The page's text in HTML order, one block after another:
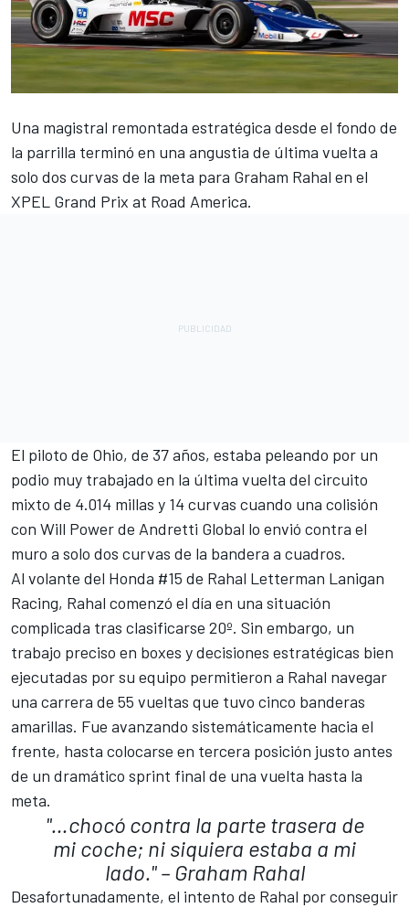
Una magistral remontada estratégica desde el fondo de
la parrilla terminó en una angustia de última vuelta a
solo dos curvas de la meta para Graham Rahal en el
XPEL Grand Prix at Road America.
El piloto de Ohio, de 37 años, estaba peleando por un
podio muy trabajado en la última vuelta del circuito
mixto de 4.014 millas y 14 curvas cuando una colisión
con Will Powerde Andretti Global lo envió contra el
muro a solo dos curvas de la bandera a cuadros.
Al volante del Honda #15 de Rahal Letterman Lanigan
Racing, Rahal comenzó el día en una situación
complicada tras clasificarse 20º. Sin embargo, un
trabajo preciso en boxes y decisiones estratégicas bien
ejecutadas por su equipo permitieron a Rahal navegar
una carrera de 55 vueltas que tuvo cinco banderas
amarillas. Fue avanzando sistemáticamente hacia el
frente, hasta colocarse en tercera posición justo antes
de un dramático sprint final de una vuelta hasta la
meta.
"…chocó contra la parte trasera de
mi coche; ni siquiera estaba a mi
lado." – Graham Rahal
Desafortunadamente, el intento de Rahal por conseguir